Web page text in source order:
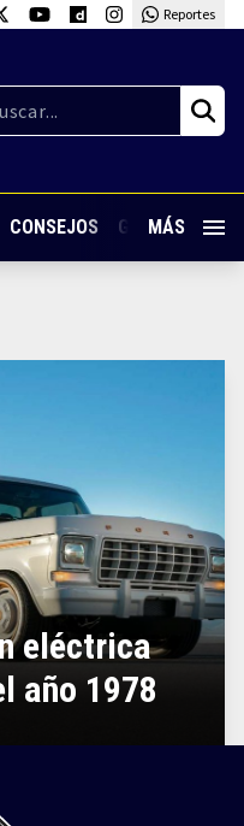
Reportes
CONSEJOS GUARDIA
MÁS
eléctrica
año 1978